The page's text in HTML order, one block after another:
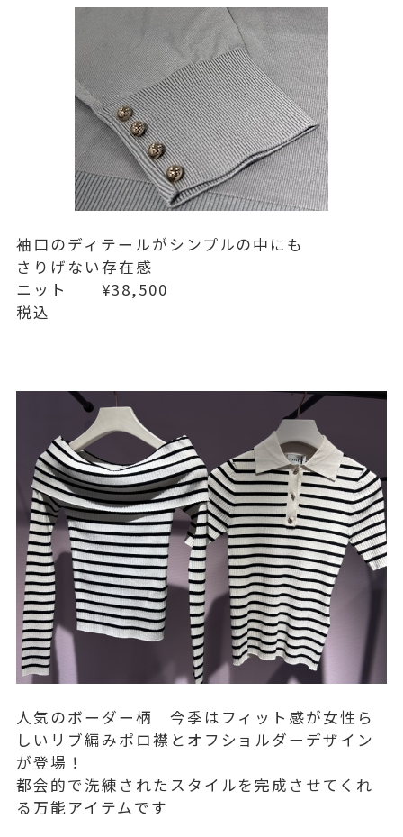
袖口のディテールがシンプルの中にも
さりげない存在感
ニット ¥38,500
税込
人気のボーダー柄 今季はフィット感が女性ら
しいリブ編みポロ襟とオフショルダーデザイン
が登場！
都会的で洗練されたスタイルを完成させてくれ
る万能アイテムです